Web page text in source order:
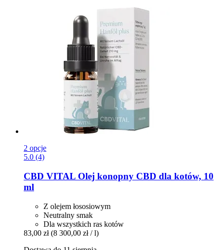
2 opcje
5.0 (4)
CBD VITAL Olej konopny CBD dla kotów, 10
ml
Z olejem łososiowym
Neutralny smak
Dla wszystkich ras kotów
83,00 zł (8 300,00 zł / l)